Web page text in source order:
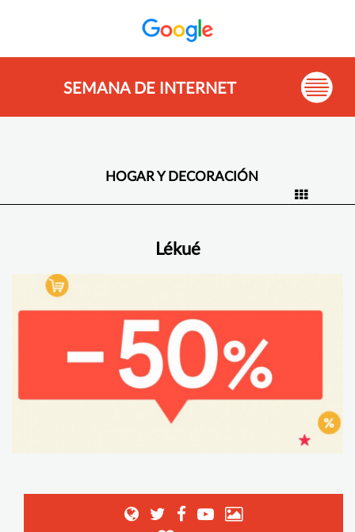
SEMANA DE INTERNET
HOGAR Y DECORACIÓN
Lékué